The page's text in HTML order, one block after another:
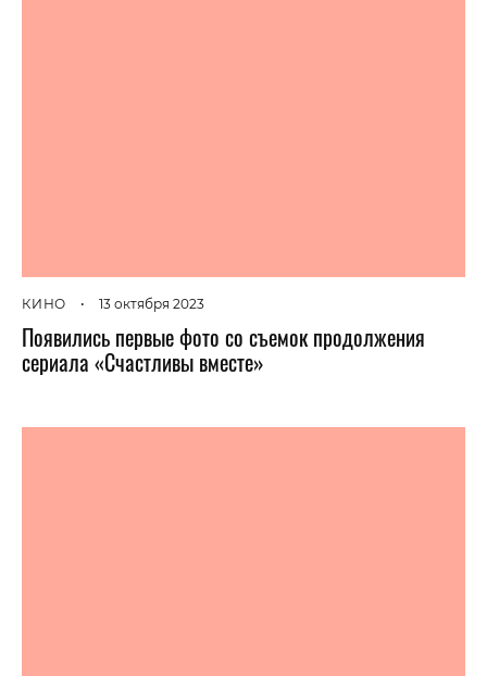
КИНО • 13 октября 2023
Появились первые фото со съемок продолжения
сериала «Счастливы вместе»